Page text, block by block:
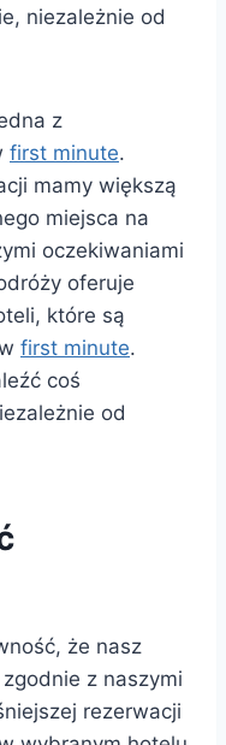
niezależnie od
z
first minute.
mamy większą
miejsca na
oczekiwaniami
oferuje
które są
first minute.
coś
od
że nasz
z naszymi
rezerwacji